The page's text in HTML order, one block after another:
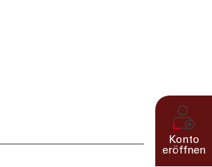
Konto
eröffnen